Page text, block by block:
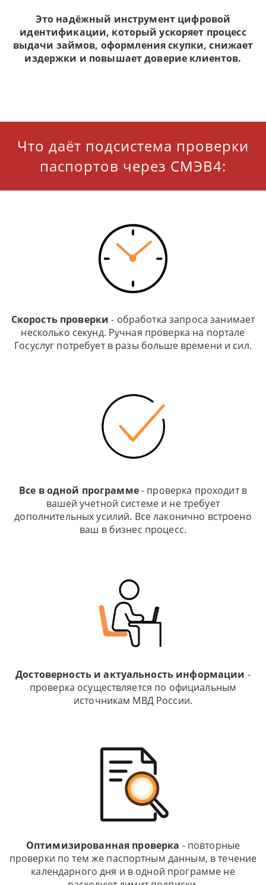
Это надёжный инструмент цифровой
идентификации, который ускоряет процесс
выдачи займов, оформления скупки, снижает
издержки и повышает доверие клиентов.
Что даёт подсистема проверки
паспортов через СМЭВ4:
Скорость проверки - обработка запроса занимает
несколько секунд. Ручная проверка на портале
Госуслуг потребует в разы больше времени и сил.
Все в одной программе- проверка проходит в
вашей учетной системе и не требует
дополнительных усилий. Все лаконично встроено
ваш в бизнес процесс.
Достоверность и актуальность информации -
проверка осуществляется по официальным
источникам МВД России.
Оптимизированная проверка - повторные
проверки по тем же паспортным данным, в течение
календарного дня и в одной программе не